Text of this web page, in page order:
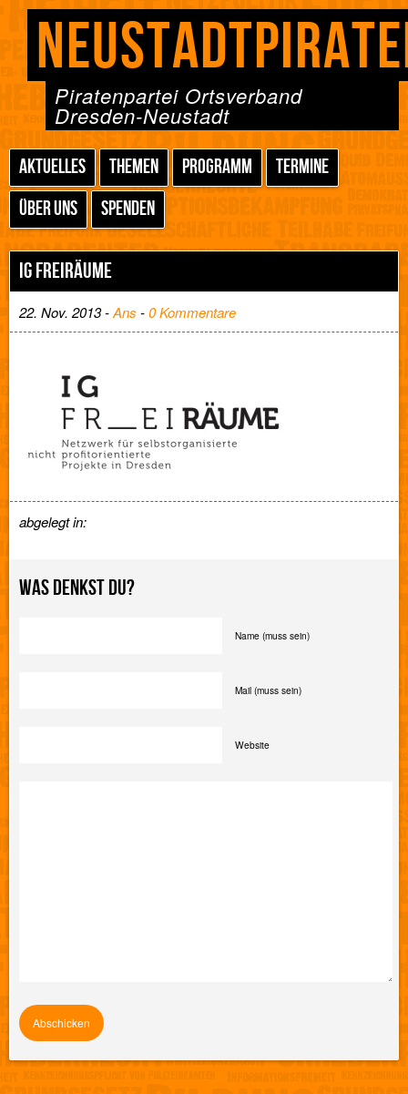
Piratenpartei Ortsverband
Dresden-Neustadt
AKTUELLES THEMEN PROGRAMM
TERMINE
ÜBER UNS
SPENDEN
IG FREIRÄUME
22. Nov. 2013 -Ans -0 Kommentare
abgelegt in:
WAS DENKST DU?
Name (muss sein)
Mail (muss sein)
Website